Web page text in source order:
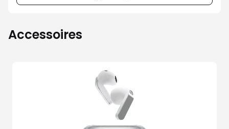
Accessoires